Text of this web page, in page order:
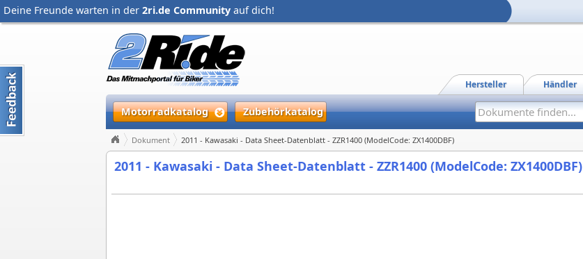
Deine Freunde warten in der 2ri.de Community auf dich!
Händler
Hersteller
Motorradkatalog Zubehörkatalog
Dokument 2011 - Kawasaki - Data Sheet-Datenblatt - ZZR1400 (ModelCode: ZX1400DBF)
2011 - Kawasaki - Data Sheet-Datenblatt - ZZR1400 (ModelCode: ZX1400DBF)